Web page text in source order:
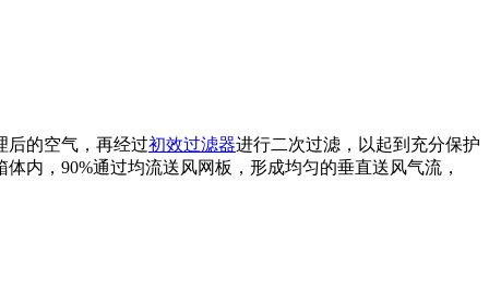
后的空气，再经过初效过滤器进行二次过滤，以起到充分保护
内，90%通过均流送风网板，形成均匀的垂直送风气流，